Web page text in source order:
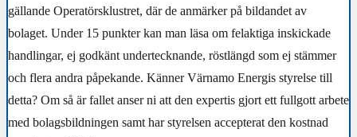
gällande Operatörsklustret, där de anmärker på bildandet av
bolaget. Under 15 punkter kan man läsa om felaktiga inskickade
handlingar, ej godkänt undertecknande, röstlängd som ej stämmer
och flera andra påpekande. Känner Värnamo Energis styrelse till
detta? Om så är fallet anser ni att den expertis gjort ett fullgott arbete
med bolagsbildningen samt har styrelsen accepterat den kostnad